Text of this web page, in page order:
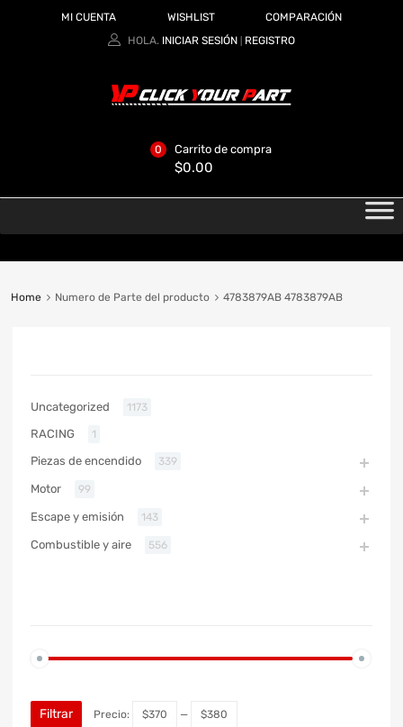
MI CUENTA WISHLIST
COMPARACIÓN
HOLA. INICIAR SESIÓN REGISTRO
Carrito de compra
$0.00
0
Home Numero de Parte del producto 4783879AB 4783879AB
Uncategorized 1173
RACING 1
Piezas de encendido 339
Motor 99
Escape y emisión 143
Combustible y aire 556
Filtrar Precio: $370 — $380